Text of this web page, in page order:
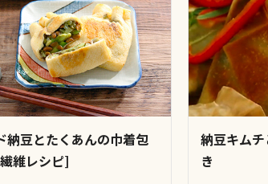
納豆とたくあんの巾着包
維レシピ]
納豆キム
き